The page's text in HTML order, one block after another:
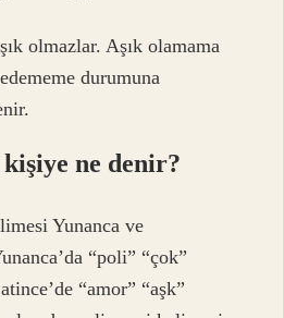
olmazlar. Aşık olamama
durumuna
kişiye ne denir?
Yunanca ve
“poli” “çok”
“amor” “aşk”